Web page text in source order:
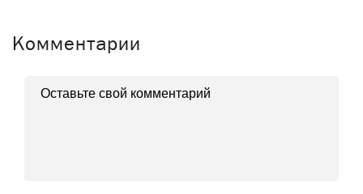
Комментарии